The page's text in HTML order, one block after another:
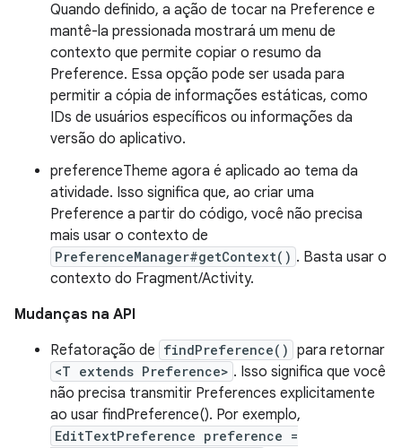
Quando definido, a ação de tocar na Preference e
mantê-la pressionada mostrará um menu de
contexto que permite copiar o resumo da
Preference. Essa opção pode ser usada para
permitir a cópia de informações estáticas, como
IDs de usuários específicos ou informações da
versão do aplicativo.
preferenceTheme agora é aplicado ao tema da
atividade. Isso significa que, ao criar uma
Preference a partir do código, você não precisa
mais usar o contexto de
PreferenceManager#getContext() . Basta usar o
contexto do Fragment/Activity.
Mudanças na API
Refatoração de findPreference() para retornar
<T extends Preference> . Isso significa que você
não precisa transmitir Preferences explicitamente
ao usar findPreference(). Por exemplo,
EditTextPreference preference =